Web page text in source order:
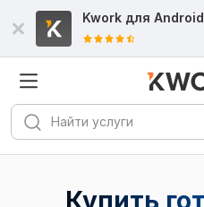
Kwork для Android
Купить